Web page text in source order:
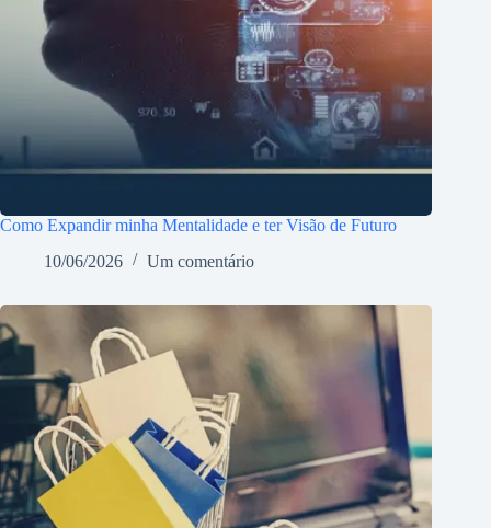
Como Expandir minha Mentalidade e ter Visão de Futuro
10/06/2026
Um comentário